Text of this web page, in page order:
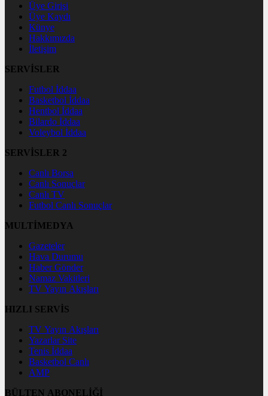
Üye Girişi
Üye Kaydı
Künye
Hakkımızda
İletişim
SERVİSLER
Futbol İddaa
Basketbol İddaa
Hentbol İddaa
Bilardo İddaa
Voleybol İddaa
SERVİSLER 2
Canlı Borsa
Canlı Sonuçlar
Canlı TV
Futbol Canlı Sonuçlar
MULTİMEDYA
Gazeteler
Hava Durumu
Haber Gönder
Namaz Vakitleri
TV Yayın Akışları
HIZLI SERVİS
TV Yayın Akışları
Yazarlar Site
Tenis İddaa
Basketbol Canlı
AMP
BÜLTEN ABONELİĞİ